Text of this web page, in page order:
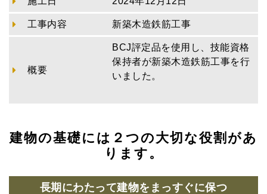
工事内容 新築木造鉄筋工事
概要
BCJ評定品を使用し、技能資格
保持者が新築木造鉄筋工事を行
いました。
建物の基礎には２つの大切な役割があ
ります。
長期にわたって建物をまっすぐに保つ